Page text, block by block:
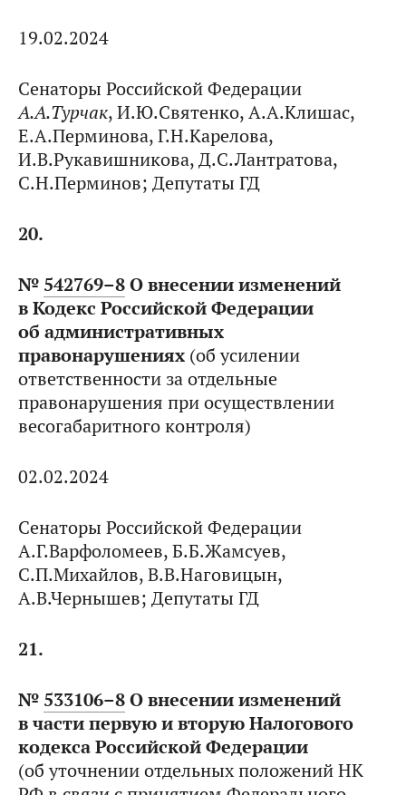
19.02.2024
Сенаторы Российской Федерации
А.А.Турчак, И.Ю.Святенко, А.А.Клишас,
Е.А.Перминова, Г.Н.Карелова,
И.В.Рукавишникова, Д.С.Лантратова,
С.Н.Перминов; Депутаты ГД
20.
№ 542769–8О внесении изменений
в Кодекс Российской Федерации
об административных
правонарушениях (об усилении
ответственности за отдельные
правонарушения при осуществлении
весогабаритного контроля)
02.02.2024
Сенаторы Российской Федерации
А.Г.Варфоломеев, Б.Б.Жамсуев,
С.П.Михайлов, В.В.Наговицын,
А.В.Чернышев; Депутаты ГД
21.
№ 533106–8О внесении изменений
в части первую и вторую Налогового
кодекса Российской Федерации
(об уточнении отдельных положений НК